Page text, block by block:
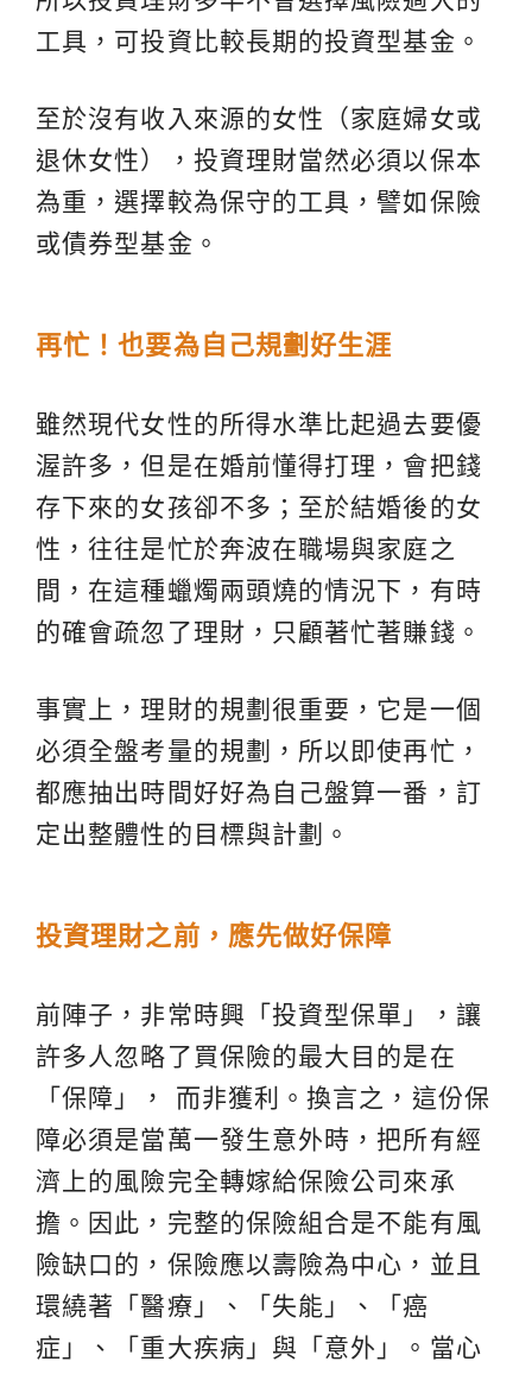
工具，可投資比較長期的投資型基金。
至於沒有收入來源的女性（家庭婦女或
退休女性），投資理財當然必須以保本
為重，選擇較為保守的工具，譬如保險
或債券型基金。
再忙！也要為自己規劃好生涯
雖然現代女性的所得水準比起過去要優
渥許多，但是在婚前懂得打理，會把錢
存下來的女孩卻不多；至於結婚後的女
性，往往是忙於奔波在職場與家庭之
間，在這種蠟燭兩頭燒的情況下，有時
的確會疏忽了理財，只顧著忙著賺錢。
事實上，理財的規劃很重要，它是一個
必須全盤考量的規劃，所以即使再忙，
都應抽出時間好好為自己盤算一番，訂
定出整體性的目標與計劃。
投資理財之前，應先做好保障
前陣子，非常時興「投資型保單」，讓
許多人忽略了買保險的最大目的是在
「保障」， 而非獲利。換言之，這份保
障必須是當萬一發生意外時，把所有經
濟上的風險完全轉嫁給保險公司來承
擔。因此，完整的保險組合是不能有風
險缺口的，保險應以壽險為中心，並且
環繞著「醫療」、「失能」、「癌
症」、「重大疾病」與「意外」。當心